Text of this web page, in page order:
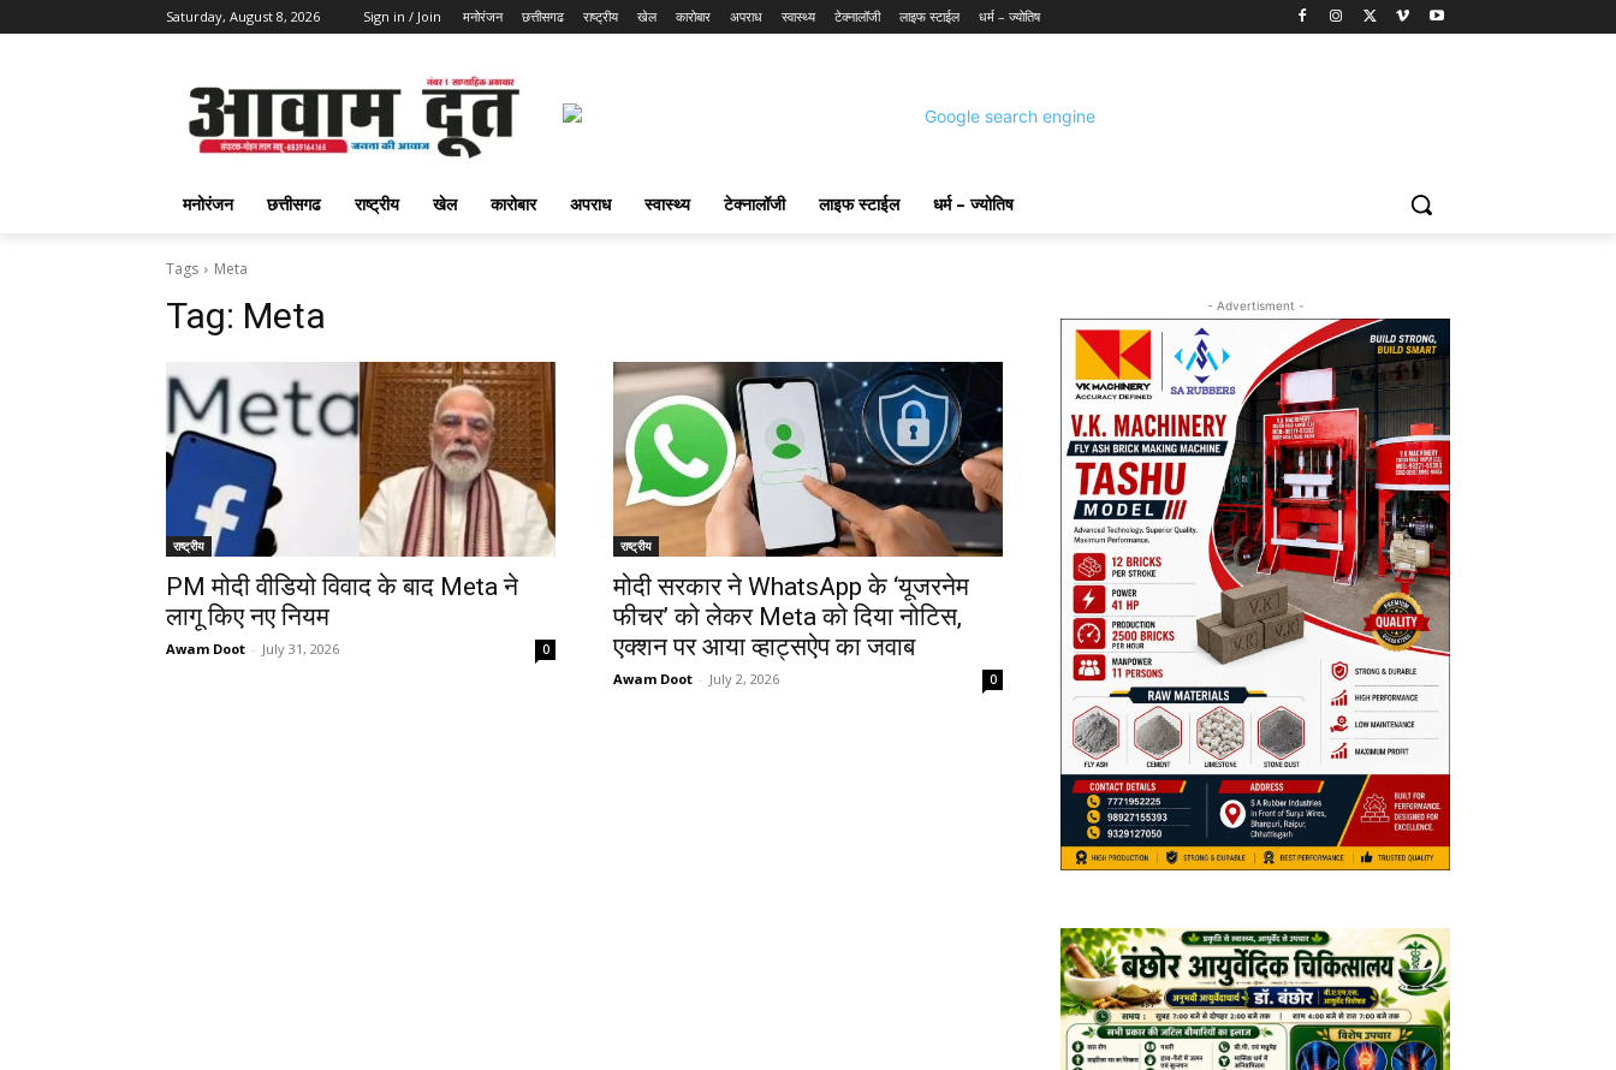
Saturday, August 8, 2026 Sign in / Join मनोरंजन छत्तीसगढ राष्ट्रीय खेल कारोबार अपराध स्वास्थ्य टेक्नालॉजी लाइफ स्टाईल धर्म – ज्योतिष
मनोरंजन छत्तीसगढ राष्ट्रीय खेल कारोबार अपराध स्वास्थ्य टेक्नालॉजी लाइफ स्टाईल धर्म – ज्योतिष
Tags Meta
Tag: Meta
राष्ट्रीय
PM मोदी वीडियो विवाद के बाद Meta ने
लागू किए नए नियम
Awam Doot - July 31, 2026 0
राष्ट्रीय
मोदी सरकार ने WhatsApp के ‘यूजरनेम
फीचर’ को लेकर Meta को दिया नोटिस,
एक्शन पर आया व्हाट्सऐप का जवाब
Awam Doot - July 2, 2026 0
- Advertisment -